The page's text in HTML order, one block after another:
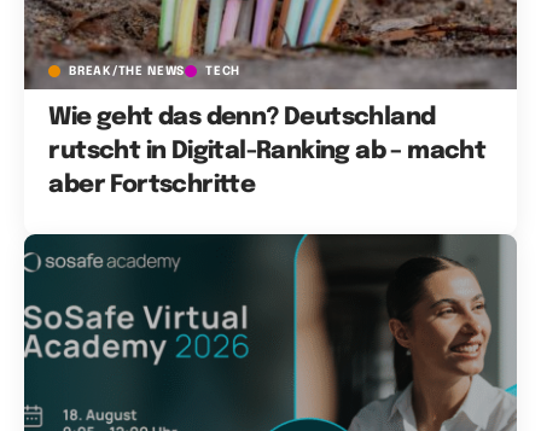
BREAK/THE NEWS TECH
Wie geht das denn? Deutschland
rutscht in Digital-Ranking ab – macht
aber Fortschritte